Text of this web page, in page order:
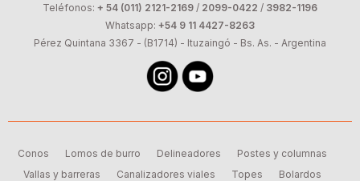
Teléfonos: + 54 (011) 2121-2169 / 2099-0422 / 3982-1196
Whatsapp: +54 9 11 4427-8263
Pérez Quintana 3367 - (B1714) - Ituzaingó - Bs. As. - Argentina
Conos Lomos de burro Delineadores
Postes y columnas
Vallas y barreras
Canalizadores viales Topes Bolardos